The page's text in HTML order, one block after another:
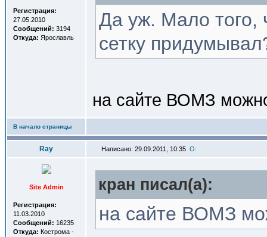
Регистрация:
27.05.2010
Сообщений: 3194
Откуда: Ярославль
Да уж. Мало того,
сетку
на сайте ВОМЗ
В начало страницы
Ray Написано: 29.09.2011, 10:35
Site Admin
Регистрация:
11.03.2010
Сообщений: 16235
Откуда: Кострома -
кран писал(a):
на сайте ВОМЗ